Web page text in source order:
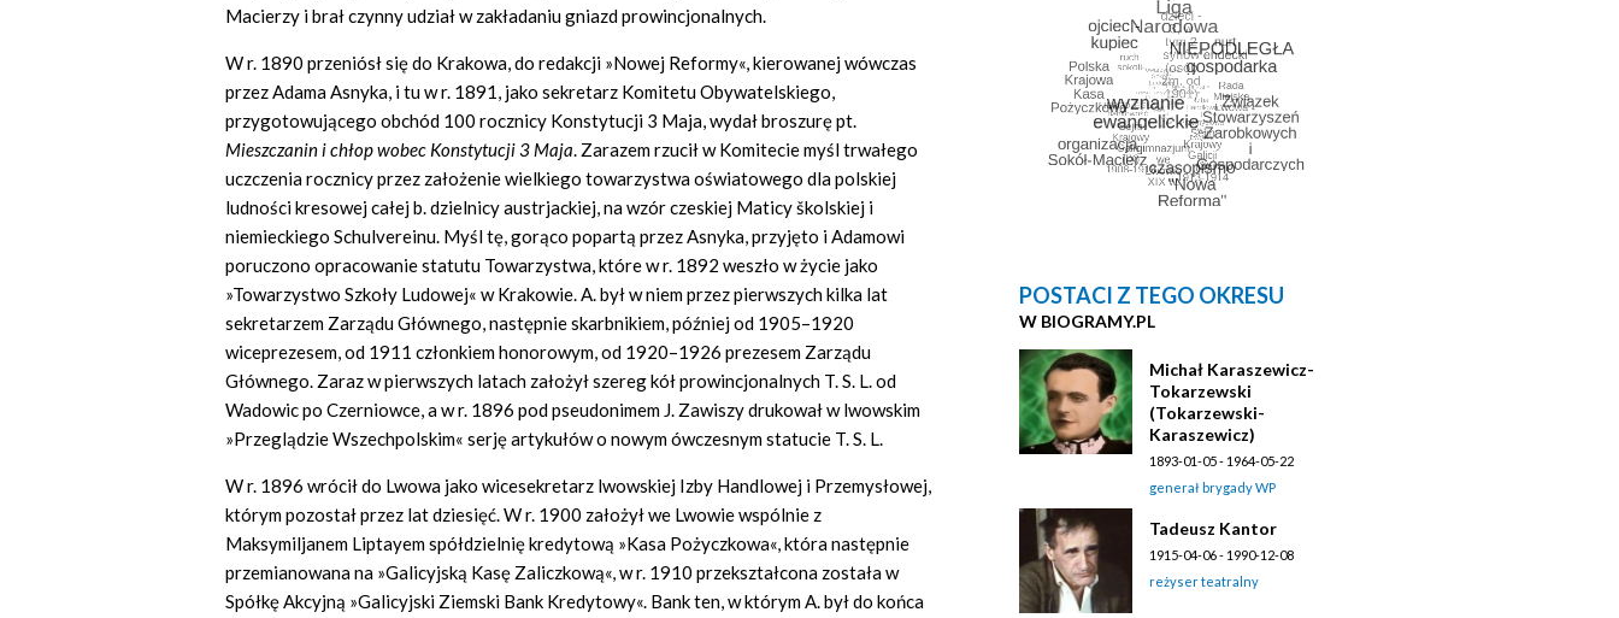
Macierzy i brał czynny udział w zakładaniu gniazd prowincjonalnych.
W r. 1890 przeniósł się do Krakowa, do redakcji »Nowej Reformy«, kierowanej wówczas
przez Adama Asnyka, i tu w r. 1891, jako sekretarz Komitetu Obywatelskiego,
przygotowującego obchód 100 rocznicy Konstytucji 3 Maja, wydał broszurę pt.
Mieszczanin i chłop wobec Konstytucji 3 Maja. Zarazem rzucił w Komitecie myśl trwałego
uczczenia rocznicy przez założenie wielkiego towarzystwa oświatowego dla polskiej
ludności kresowej całej b. dzielnicy austrjackiej, na wzór czeskiej Maticy školskiej i
niemieckiego Schulvereinu. Myśl tę, gorąco popartą przez Asnyka, przyjęto i Adamowi
poruczono opracowanie statutu Towarzystwa, które w r. 1892 weszło w życie jako
»Towarzystwo Szkoły Ludowej« w Krakowie. A. był w niem przez pierwszych kilka lat
sekretarzem Zarządu Głównego, następnie skarbnikiem, później od 1905–1920
wiceprezesem, od 1911 członkiem honorowym, od 1920–1926 prezesem Zarządu
Głównego. Zaraz w pierwszych latach założył szereg kół prowincjonalnych T. S. L. od
Wadowic po Czerniowce, a w r. 1896 pod pseudonimem J. Zawiszy drukował w lwowskim
»Przeglądzie Wszechpolskim« serję artykułów o nowym ówczesnym statucie T. S. L.
W r. 1896 wrócił do Lwowa jako wicesekretarz lwowskiej Izby Handlowej i Przemysłowej,
którym pozostał przez lat dziesięć. W r. 1900 założył we Lwowie wspólnie z
Maksymiljanem Liptayem spółdzielnię kredytową »Kasa Pożyczkowa«, która następnie
przemianowana na »Galicyjską Kasę Zaliczkową«, w r. 1910 przekształcona została w
Spółkę Akcyjną »Galicyjski Ziemski Bank Kredytowy«. Bank ten, w którym A. był do końca
POSTACI Z TEGO OKRESU
W BIOGRAMY.PL
Michał Karaszewicz-
Tokarzewski
(Tokarzewski-
Karaszewicz)
1893-01-05 - 1964-05-22
generał brygady WP
Tadeusz Kantor
1915-04-06 - 1990-12-08
reżyser teatralny